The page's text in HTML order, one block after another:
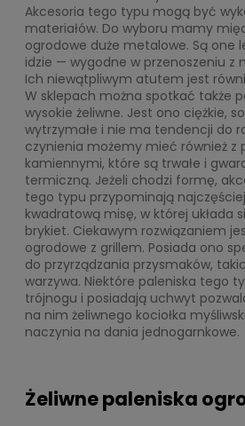
Akcesoria tego typu mogą być
materiałów. Do wyboru mamy
ogrodowe duże metalowe. Są one
idzie — wygodne w przenoszeniu z
Ich niewątpliwym atutem jest
W sklepach można spotkać także
wysokie żeliwne. Jest ono ciężkie,
wytrzymałe i nie ma tendencji do
czynienia możemy mieć również z
kamiennymi, które są trwałe i
termiczną. Jeżeli chodzi formę,
tego typu przypominają
kwadratową misę, w której układa
brykiet. Ciekawym rozwiązaniem
ogrodowe z grillem. Posiada ono
do przyrządzania przysmaków,
warzywa. Niektóre paleniska tego
trójnogu i posiadają uchwyt
na nim żeliwnego kociołka
naczynia na dania jednogarnkowe.
Żeliwne paleniska